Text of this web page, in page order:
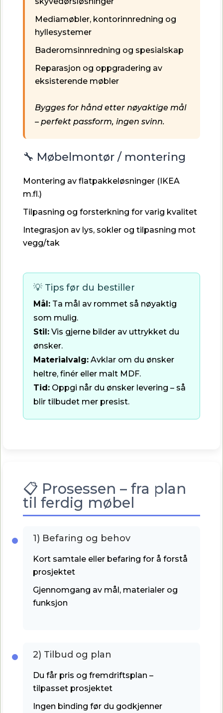
Mediamøbler, kontorinnredning og
hyllesystemer
Baderomsinnredning og spesialskap
Reparasjon og oppgradering av
eksisterende møbler
Bygges for hånd etter nøyaktige mål
– perfekt passform, ingen svinn.
🔧 Møbelmontør / montering
Montering av flatpakkeløsninger (IKEA
m.fl.)
Tilpasning og forsterkning for varig kvalitet
Integrasjon av lys, sokler og tilpasning mot
vegg/tak
💡 Tips før du bestiller
Mål: Ta mål av rommet så nøyaktig
som mulig.
Stil: Vis gjerne bilder av uttrykket du
ønsker.
Materialvalg: Avklar om du ønsker
heltre, finér eller malt MDF.
Tid: Oppgi når du ønsker levering – så
blir tilbudet mer presist.
📋 Prosessen – fra plan
til ferdig møbel
1) Befaring og behov
Kort samtale eller befaring for å forstå
prosjektet
Gjennomgang av mål, materialer og
funksjon
2) Tilbud og plan
Du får pris og fremdriftsplan –
tilpasset prosjektet
Ingen binding før du godkjenner